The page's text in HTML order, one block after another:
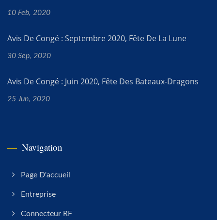
10 Feb, 2020
Avis De Congé : Septembre 2020, Fête De La Lune
30 Sep, 2020
Avis De Congé : Juin 2020, Fête Des Bateaux-Dragons
25 Jun, 2020
Navigation
Page D'accueil
Entreprise
Connecteur RF